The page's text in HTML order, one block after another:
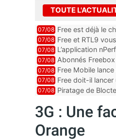
TOUTE
07/08 Free est déjà le
encore au moin...
07/08 Free et RTL9
l’obtenir
07/08 L’application
Mobile, Orange,
07/08 Abonnés
07/08 Free Mobile
des promos et
07/08 Free doit-il lancer
07/08 Piratage de
3G : Une
Orange